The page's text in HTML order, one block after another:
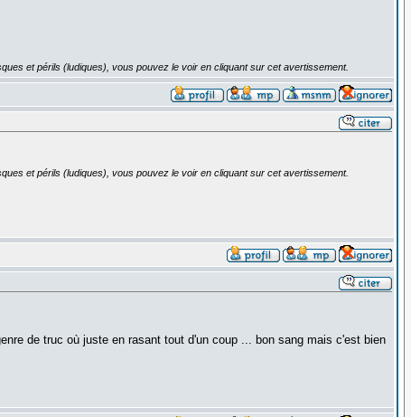
et périls (ludiques), vous pouvez le voir en cliquant sur cet avertissement.
et périls (ludiques), vous pouvez le voir en cliquant sur cet avertissement.
de truc où juste en rasant tout d'un coup ... bon sang mais c'est bien